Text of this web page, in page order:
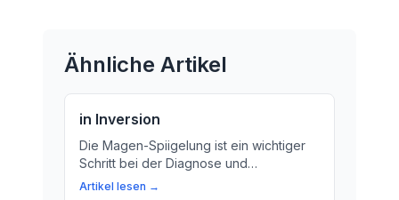
Ähnliche Artikel
in Inversion
Die Magen-Spiigelung ist ein wichtiger
Schritt bei der Diagnose und
Behandlung von Magenschmerzen,
Artikel lesen →